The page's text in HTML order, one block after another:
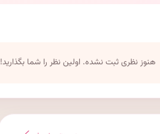
هنوز نظری ثبت نشده. اولین نظر را شما بگذارید!